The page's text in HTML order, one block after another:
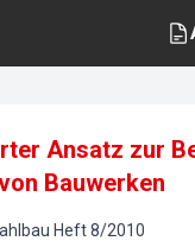
Ansatz zur
Bauwerken
Heft8/2010